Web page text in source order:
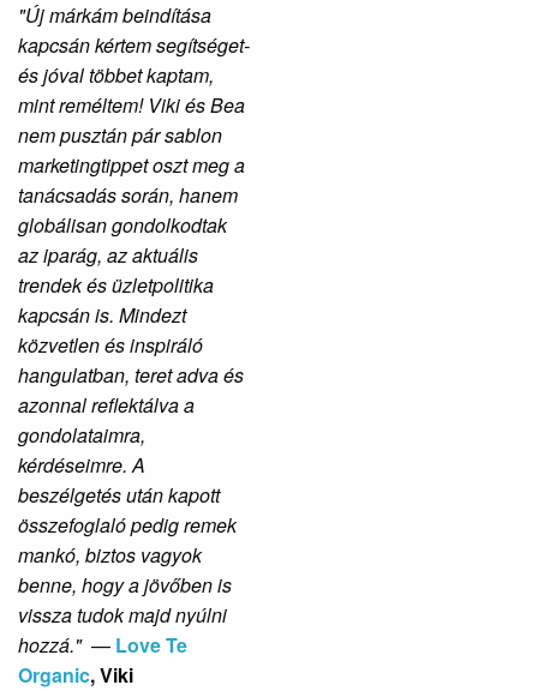
"Új márkám beindítása
kapcsán kértem segítséget-
és jóval többet kaptam,
mint reméltem! Viki és Bea
nem pusztán pár sablon
marketingtippet oszt meg a
tanácsadás során, hanem
globálisan gondolkodtak
az iparág, az aktuális
trendek és üzletpolitika
kapcsán is. Mindezt
közvetlen és inspiráló
hangulatban, teret adva és
azonnal reflektálva a
gondolataimra,
kérdéseimre. A
beszélgetés után kapott
összefoglaló pedig remek
mankó, biztos vagyok
benne, hogy a jövőben is
vissza tudok majd nyúlni
hozzá." — Love Te
Organic, Viki